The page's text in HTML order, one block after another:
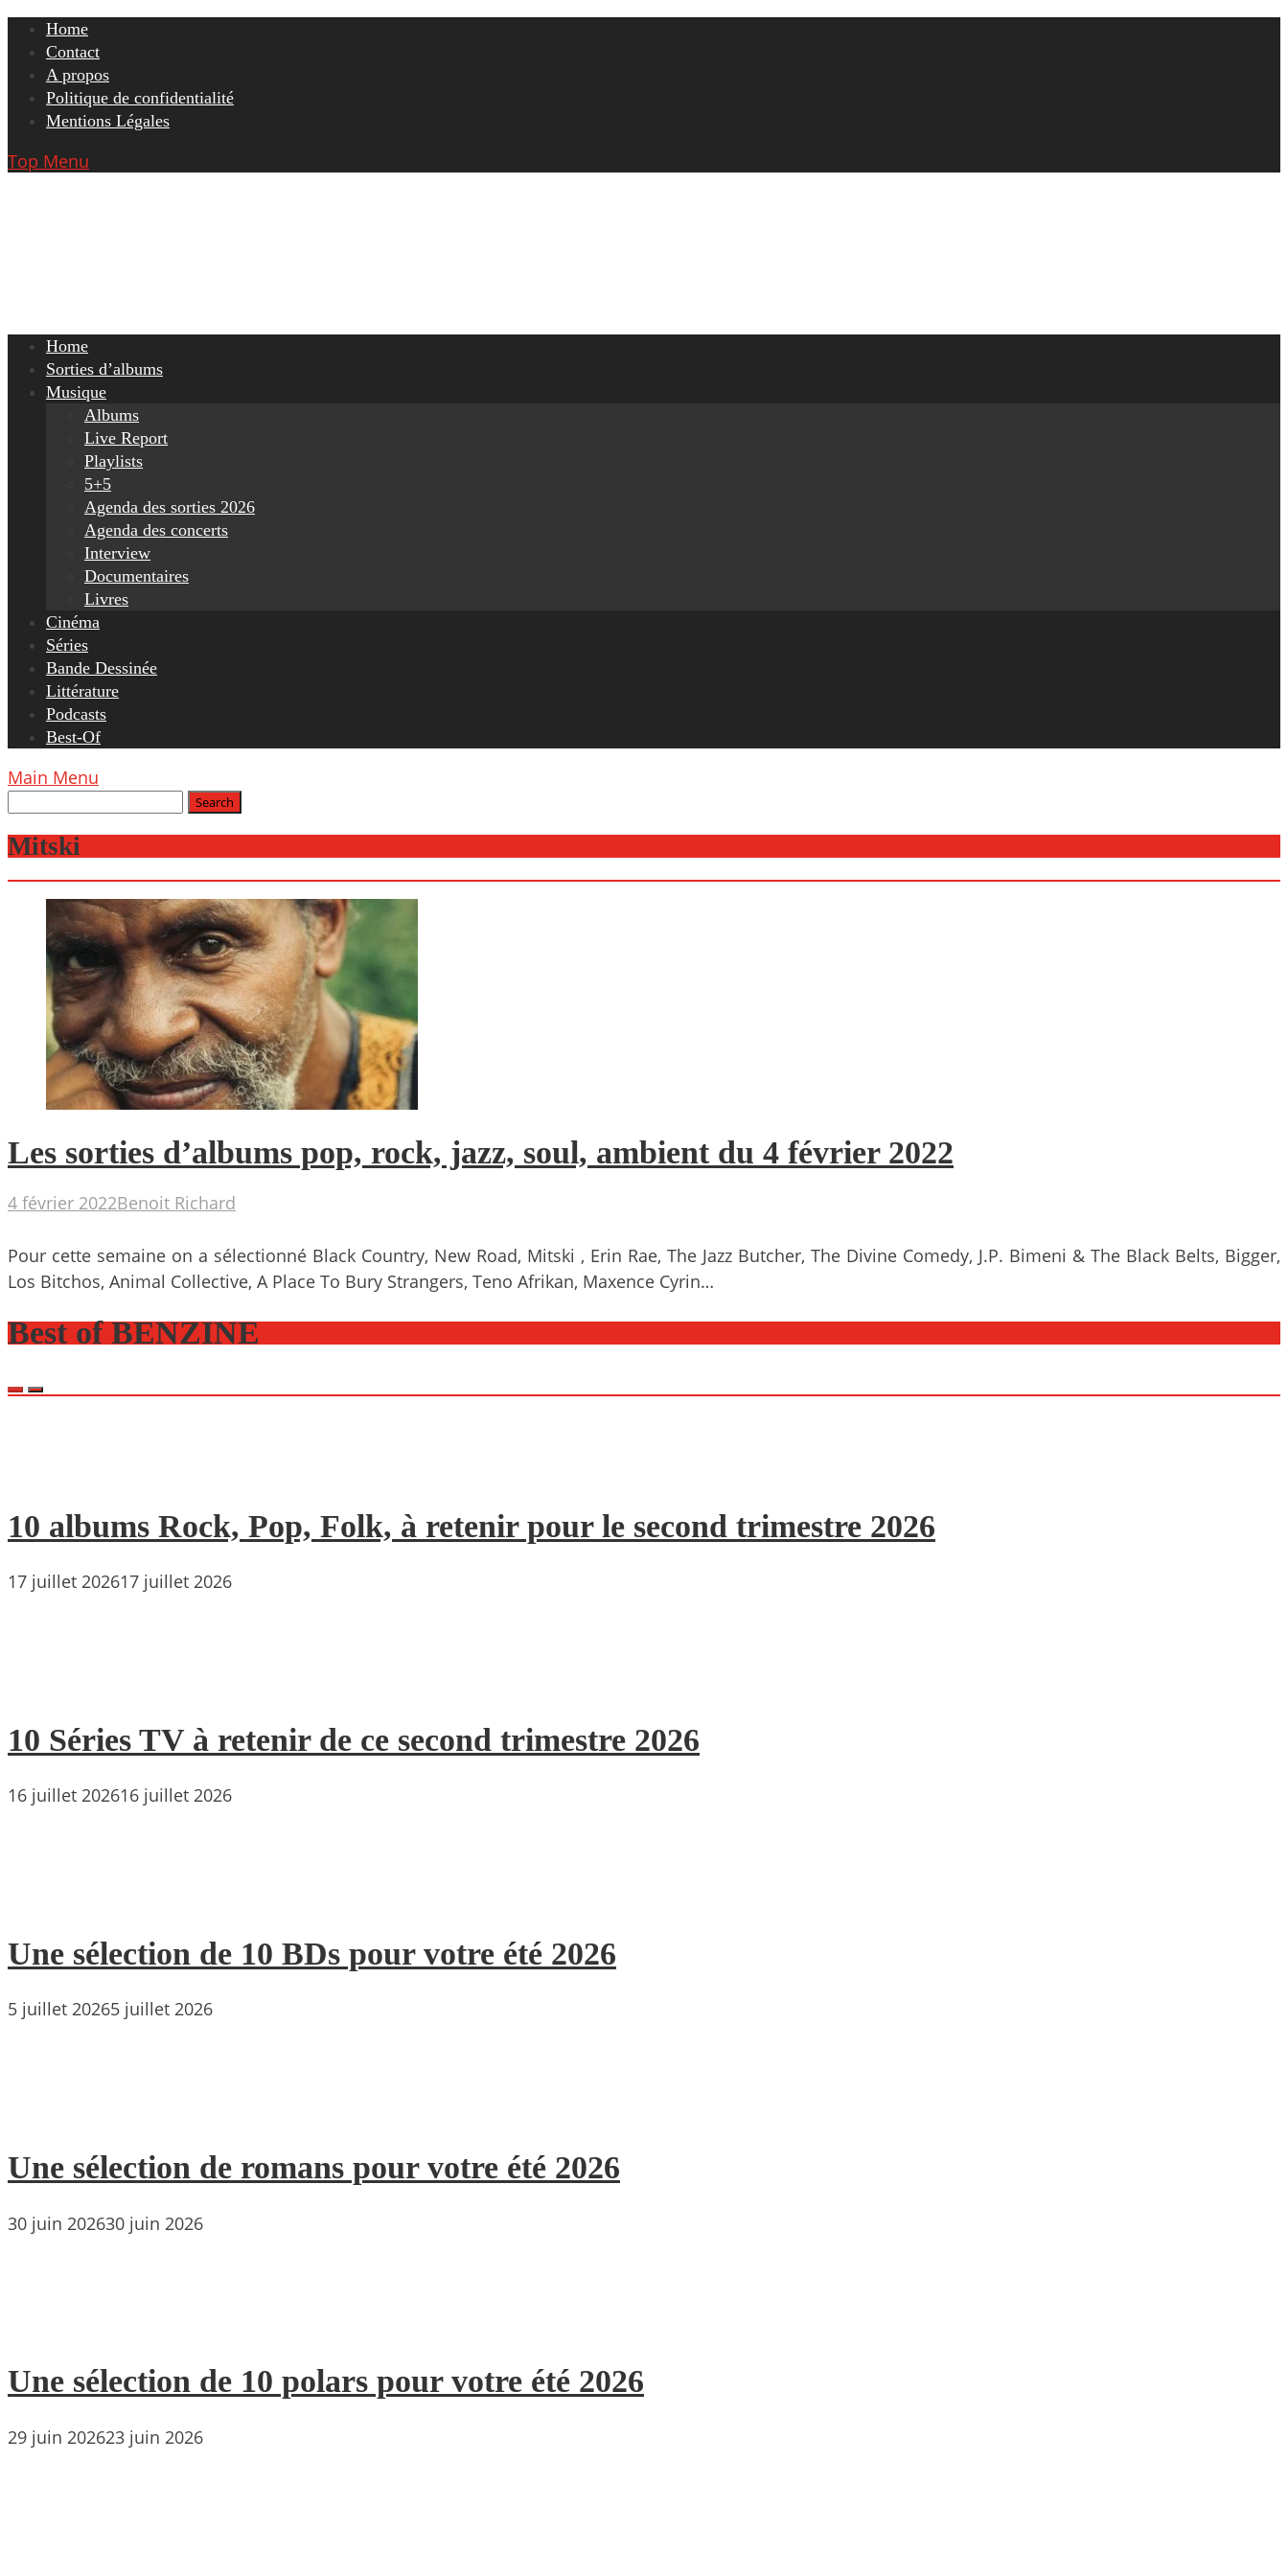
Skip
content
Home
Contact
A propos
Politique de confidentialité
Mentions Légales
Top Menu
Home
Sorties d’albums
Musique
Albums
Live Report
Playlists
5+5
Agenda des sorties 2026
Agenda des concerts
Interview
Documentaires
Livres
Cinéma
Séries
Bande Dessinée
Littérature
Podcasts
Best-Of
Main Menu
Mitski
Les sorties d’albums pop, rock, jazz, soul, ambient du 4 février 2022
4 février 2022Benoit Richard
Pour cette semaine on a sélectionné Black Country, New Road, Mitski , Erin Rae, The Jazz Butcher, The Divine Comedy, J.P. Bimeni & The Black Belts, Bigger,
Los Bitchos, Animal Collective, A Place To Bury Strangers, Teno Afrikan, Maxence Cyrin…
Best of BENZINE
10 albums Rock, Pop, Folk, à retenir pour le second trimestre 2026
17 juillet 202617 juillet 2026
10 Séries TV à retenir de ce second trimestre 2026
16 juillet 202616 juillet 2026
Une sélection de 10 BDs pour votre été 2026
5 juillet 20265 juillet 2026
Une sélection de romans pour votre été 2026
30 juin 202630 juin 2026
Une sélection de 10 polars pour votre été 2026
29 juin 202623 juin 2026